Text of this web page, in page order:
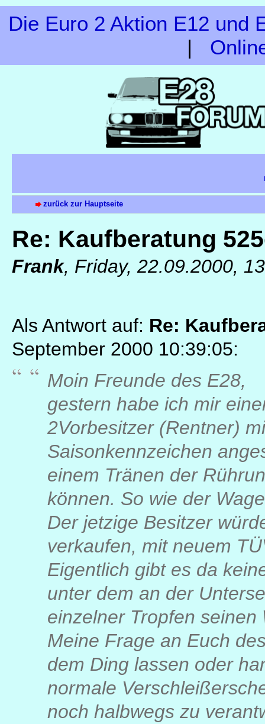
Die Euro 2 Aktion E12 und
|
zurück zur Hauptseite
Re: Kaufberatung
Frank, Friday, 22.09.2000,
Als Antwort auf: Re:
September 2000 10:39:05:
Moin Freunde des E28,
gestern habe ich mir
2Vorbesitzer (Rentner)
Saisonkennzeichen
einem Tränen der
können. So wie der
Der jetzige Besitzer
verkaufen, mit neuem
Eigentlich gibt es da
unter dem an der
einzelner Tropfen
Meine Frage an Euch
dem Ding lassen oder
normale
noch halbwegs zu